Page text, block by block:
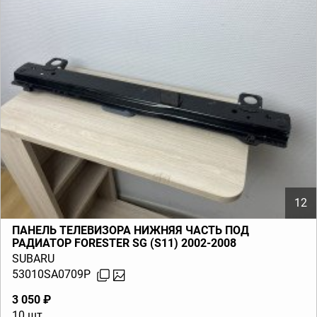
12
ПАНЕЛЬ ТЕЛЕВИЗОРА НИЖНЯЯ ЧАСТЬ ПОД
РАДИАТОР FORESTER SG (S11) 2002-2008
SUBARU
53010SA0709P
3 050 ₽